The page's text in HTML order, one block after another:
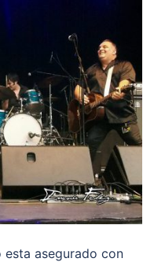
asegurado con